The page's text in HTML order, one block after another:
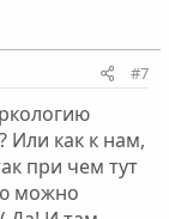
#7
Или как к нам,
при чем тут
можно